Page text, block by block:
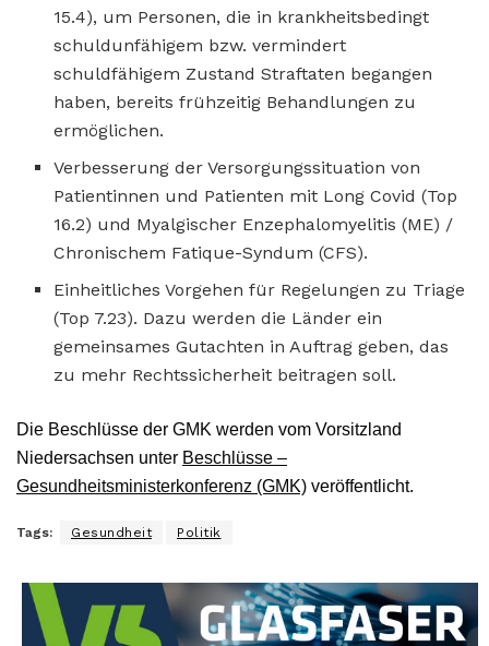
15.4), um Personen, die in krankheitsbedingt
schuldunfähigem bzw. vermindert
schuldfähigem Zustand Straftaten begangen
haben, bereits frühzeitig Behandlungen zu
ermöglichen.
Verbesserung der Versorgungssituation von
Patientinnen und Patienten mit Long Covid (Top
16.2) und Myalgischer Enzephalomyelitis (ME) /
Chronischem Fatique-Syndum (CFS).
Einheitliches Vorgehen für Regelungen zu Triage
(Top 7.23). Dazu werden die Länder ein
gemeinsames Gutachten in Auftrag geben, das
zu mehr Rechtssicherheit beitragen soll.
Die Beschlüsse der GMK werden vom Vorsitzland
Niedersachsen unter Beschlüsse –
Gesundheitsministerkonferenz (GMK) veröffentlicht.
Tags: Gesundheit Politik